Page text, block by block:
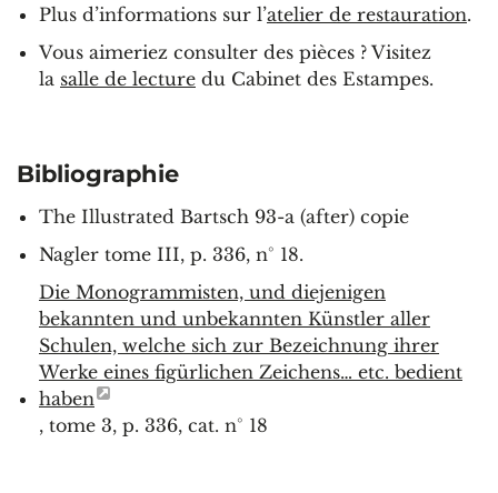
Plus d’informations sur l’atelier de restauration.
Vous aimeriez consulter des pièces ? Visitez
la salle de lecture du Cabinet des Estampes.
Bibliographie
The Illustrated Bartsch 93-a (after) copie
Nagler tome III, p. 336, n° 18.
Die Monogrammisten, und diejenigen
bekannten und unbekannten Künstler aller
Schulen, welche sich zur Bezeichnung ihrer
Werke eines figürlichen Zeichens… etc. bedient
haben
, tome 3, p. 336, cat. n° 18